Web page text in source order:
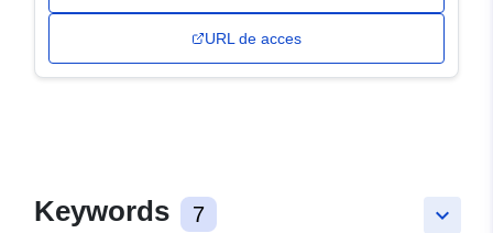
URL de acces
keyboard_arrow_down
Keywords 7